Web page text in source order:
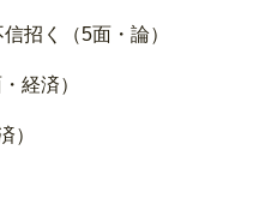
招く（5面・論）
経済）
）